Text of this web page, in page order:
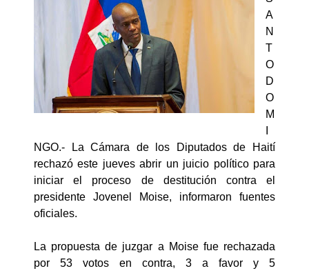
A
N
T
O
D
O
M
NGO.- La Cámara de los Diputados de Haití
rechazó este jueves abrir un juicio político para
iniciar el proceso de destitución contra el
presidente Jovenel Moise, informaron fuentes
oficiales.
La propuesta de juzgar a Moise fue rechazada
por 53 votos en contra, 3 a favor y 5